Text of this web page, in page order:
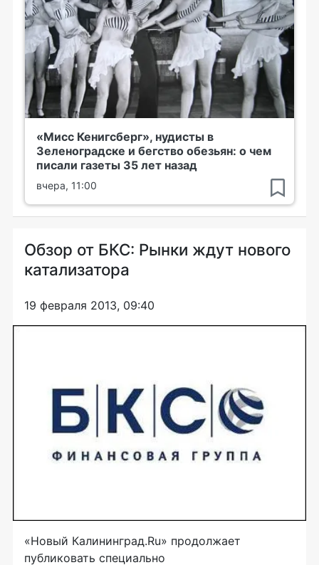
«Мисс Кенигсберг», нудисты в
Зеленоградске и бегство обезьян: о чем
писали газеты 35 лет назад
вчера, 11:00
Обзор от БКС: Рынки ждут нового
катализатора
19 февраля 2013, 09:40
«Новый Калининград.Ru» продолжает
публиковать специально